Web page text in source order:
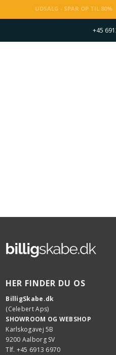
UDSALG - SPAR OP TIL 80%
+45
HER FINDER DU OS
BilligSkabe.dk
(Celebert Aps)
SHOWROOM OG WEBSHOP
Karlskogavej 5B
9200 Aalborg SV
Tlf. +45 6913 6970